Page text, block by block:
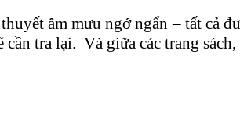
âm mưu ngớ ngẩn – tất cả
tra lại. Và giữa các trang